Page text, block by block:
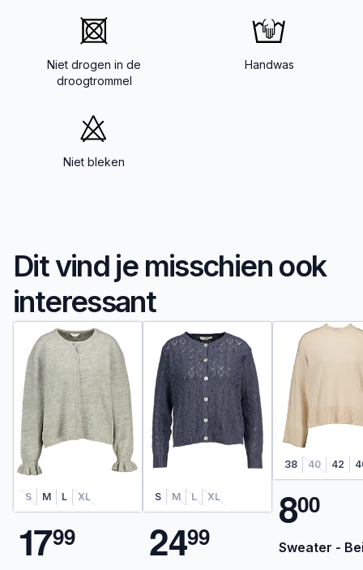
Niet drogen in de
droogtrommel
Handwas
Niet bleken
Dit vind je misschien ook
interessant
S M L XL
1799
S M L XL
2499
38 40 42
800
Sweater -